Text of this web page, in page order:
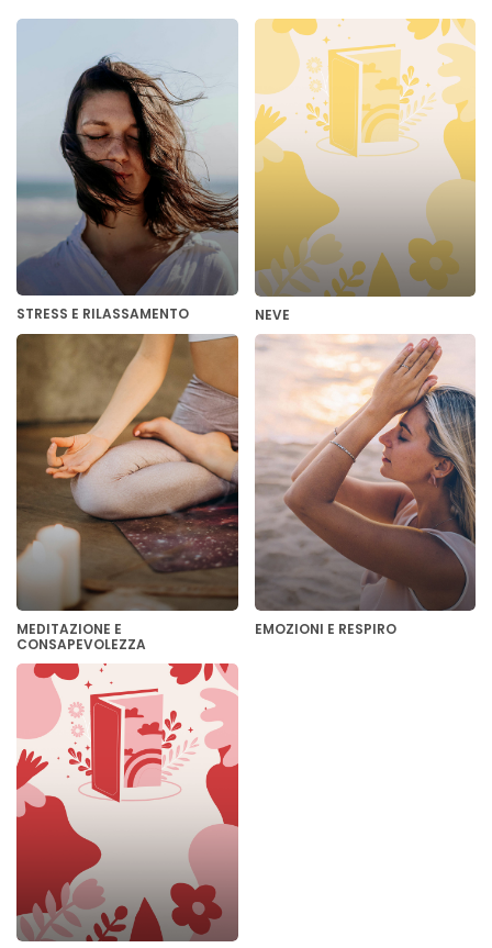
STRESS E RILASSAMENTO NEVE
MEDITAZIONE E
CONSAPEVOLEZZA
EMOZIONI E RESPIRO